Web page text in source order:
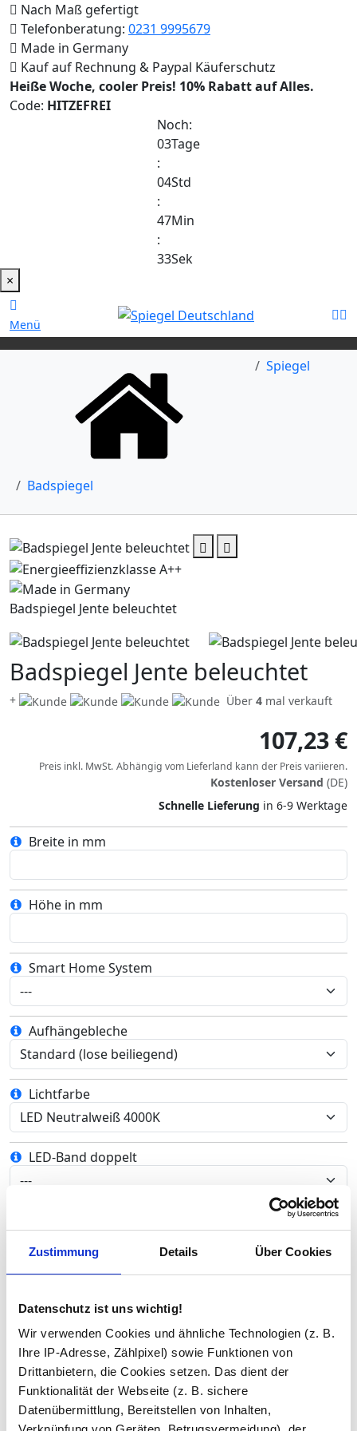
Zustimmung Details Über Cookies
Datenschutz ist uns wichtig!
Wir verwenden Cookies und ähnliche Technologien (z. B.
Ihre IP-Adresse, Zählpixel) sowie Funktionen von
Drittanbietern, die Cookies setzen. Das dient der
Funktionalität der Webseite (z. B. sichere
Datenübermittlung, Bereitstellen von Inhalten,
Nach Maß gefertigt
Telefonberatung: 0231 9995679
Made in Germany
Kauf auf Rechnung & Paypal Käuferschutz
Heiße Woche, cooler Preis! 10% Rabatt auf Alles.
Code: HITZEFREI
Noch:
03Tage
:
04Std
:
47Min
:
32Sek
×
Menü
Spiegel
Badspiegel
Badspiegel Jente beleuchtet
Badspiegel Jente beleuchtet
+ Über 4 mal verkauft
107,23 €
Preis inkl. MwSt. Abhängig vom Lieferland kann der Preis variieren.
Kostenloser Versand (DE)
Schnelle Lieferung in 6-9 Werktage
Breite in mm
Höhe in mm
Smart Home System
Aufhängebleche
Lichtfarbe
LED-Band doppelt
Ablage aus Glas
Analog-/ Digitaluhr